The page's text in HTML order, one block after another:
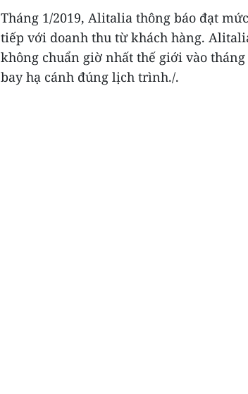
Tháng 1/2019, Alitalia thông báo đạt
tiếp với doanh thu từ khách hàng.
không chuẩn giờ nhất thế giới vào
bay hạ cánh đúng lịch trình./.